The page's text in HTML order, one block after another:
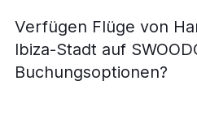
Verfügen Flüge von
Ibiza-Stadt auf
Buchungsoptionen?